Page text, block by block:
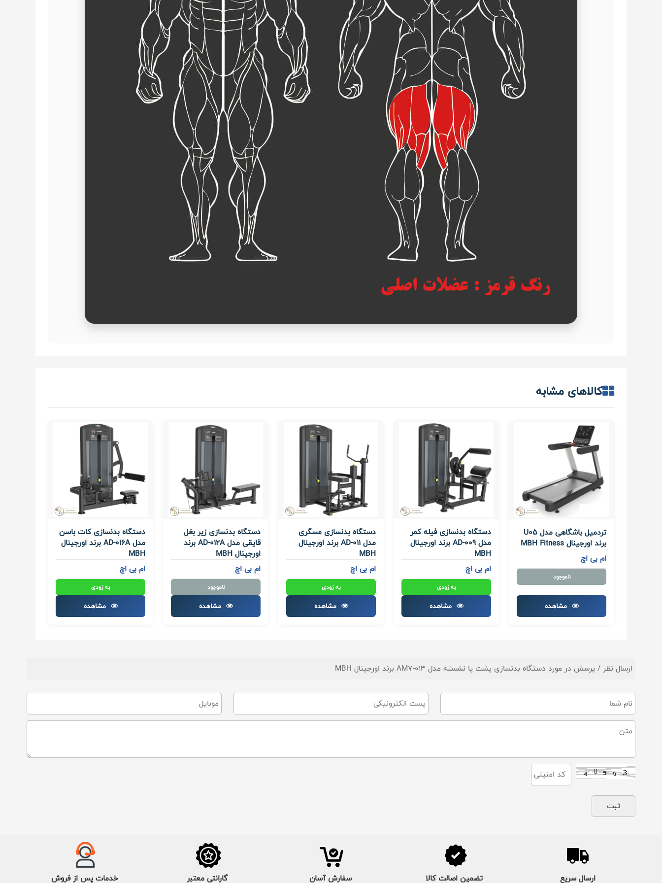
کالاهای مشابه
تردمیل باشگاهی مدل U05
برند اورجینال MBH Fitness
ام بی اچ
ناموجود
مشاهده
دستگاه بدنسازی فیله کمر
مدل AD-009 برند اورجینال
MBH
ام بی اچ
به زودی
مشاهده
دستگاه بدنسازی مسگری
مدل AD-011 برند اورجینال
MBH
ام بی اچ
به زودی
مشاهده
دستگاه بدنسازی زیر بغل
قایقی مدل AD-012A برند
اورجینال MBH
ام بی اچ
ناموجود
مشاهده
دستگاه بدنسازی کات باسن
مدل AD-016A برند اورجینال
MBH
ام بی اچ
به زودی
مشاهده
ارسال نظر / پرسش در مورد دستگاه بدنسازی پشت پا نشسته مدل AM7-013 برند اورجینال MBH
ارسال سریع تضمین اصالت کالا سفارش آسان گارانتی معتبر خدمات پس از فروش